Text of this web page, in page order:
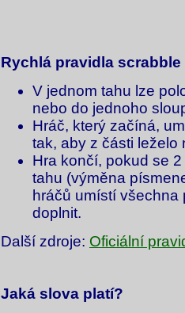
Rychlá pravidla scrabble
V jednom tahu lze
nebo do jednoho
Hráč, který začíná,
tak, aby z části leželo
Hra končí, pokud se
tahu (výměna
hráčů umístí
doplnit.
Další zdroje: Oficiální
Jaká slova platí?